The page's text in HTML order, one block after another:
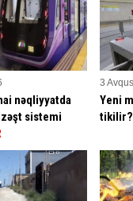
nəqliyyatda
sistemi
3
Yeni